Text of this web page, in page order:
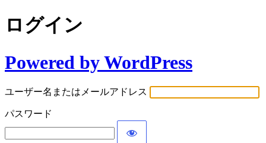
ログイン
Powered by WordPress
ユーザー名またはメールアドレス
パスワード